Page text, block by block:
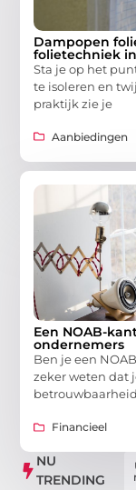
NU
TRENDING
Dampopen
folietechniek
Sta je op het
te isoleren en
praktijk zie je
Aanbiedingen
Een NOAB-
ondernemers
Ben je een
zeker weten dat
Financieel